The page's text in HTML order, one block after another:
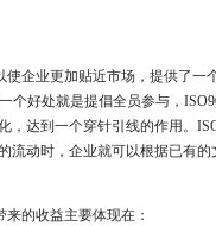
企业更加贴近市场，提供了一
个好处就是提倡全员参与，
达到一个穿针引线的作用。
流动时，企业就可以根据已有
的收益主要体现在：